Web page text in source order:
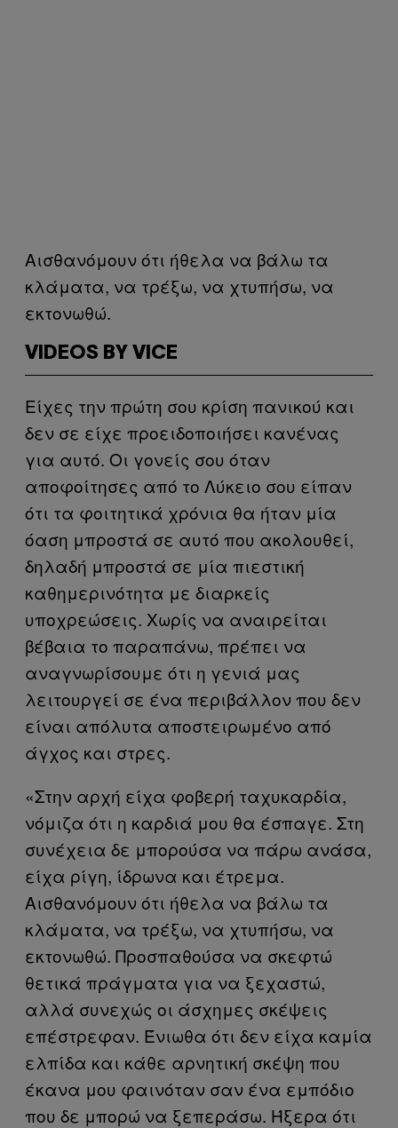
Αισθανόμουν ότι ήθελα να βάλω τα
κλάματα, να τρέξω, να χτυπήσω, να
εκτονωθώ.
VIDEOS BY VICE
Είχες την πρώτη σου κρίση πανικού και
δεν σε είχε προειδοποιήσει κανένας
για αυτό. Οι γονείς σου όταν
αποφοίτησες από το Λύκειο σου είπαν
ότι τα φοιτητικά χρόνια θα ήταν μία
όαση μπροστά σε αυτό που ακολουθεί,
δηλαδή μπροστά σε μία πιεστική
καθημερινότητα με διαρκείς
υποχρεώσεις. Χωρίς να αναιρείται
βέβαια το παραπάνω, πρέπει να
αναγνωρίσουμε ότι η γενιά μας
λειτουργεί σε ένα περιβάλλον που δεν
είναι απόλυτα αποστειρωμένο από
άγχος και στρες.
«Στην αρχή είχα φοβερή ταχυκαρδία,
νόμιζα ότι η καρδιά μου θα έσπαγε. Στη
συνέχεια δε μπορούσα να πάρω ανάσα,
είχα ρίγη, ίδρωνα και έτρεμα.
Αισθανόμουν ότι ήθελα να βάλω τα
κλάματα, να τρέξω, να χτυπήσω, να
εκτονωθώ. Προσπαθούσα να σκεφτώ
θετικά πράγματα για να ξεχαστώ,
αλλά συνεχώς οι άσχημες σκέψεις
επέστρεφαν. Ένιωθα ότι δεν είχα καμία
ελπίδα και κάθε αρνητική σκέψη που
έκανα μου φαινόταν σαν ένα εμπόδιο
που δε μπορώ να ξεπεράσω. Ήξερα ότι